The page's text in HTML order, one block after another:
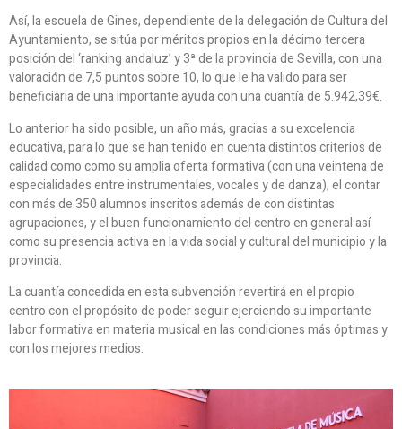
Así, la escuela de Gines, dependiente de la delegación de Cultura del
Ayuntamiento, se sitúa por méritos propios en la décimo tercera
posición del ‘ranking andaluz’ y 3ª de la provincia de Sevilla, con una
valoración de 7,5 puntos sobre 10, lo que le ha valido para ser
beneficiaria de una importante ayuda con una cuantía de 5.942,39€.
Lo anterior ha sido posible, un año más, gracias a su excelencia
educativa, para lo que se han tenido en cuenta distintos criterios de
calidad como como su amplia oferta formativa (con una veintena de
especialidades entre instrumentales, vocales y de danza), el contar
con más de 350 alumnos inscritos además de con distintas
agrupaciones, y el buen funcionamiento del centro en general así
como su presencia activa en la vida social y cultural del municipio y la
provincia.
La cuantía concedida en esta subvención revertirá en el propio
centro con el propósito de poder seguir ejerciendo su importante
labor formativa en materia musical en las condiciones más óptimas y
con los mejores medios.